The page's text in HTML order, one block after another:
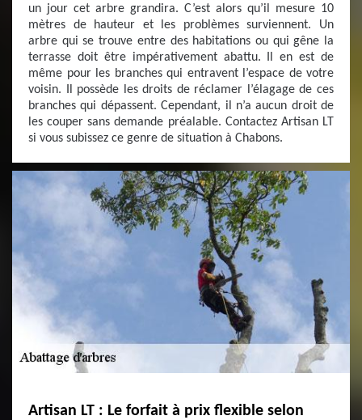
un jour cet arbre grandira. C’est alors qu’il mesure 10
mètres de hauteur et les problèmes surviennent. Un
arbre qui se trouve entre des habitations ou qui gêne la
terrasse doit être impérativement abattu. Il en est de
même pour les branches qui entravent l’espace de votre
voisin. Il possède les droits de réclamer l’élagage de ces
branches qui dépassent. Cependant, il n’a aucun droit de
les couper sans demande préalable. Contactez Artisan LT
si vous subissez ce genre de situation à Chabons.
Artisan LT : Le forfait à prix flexible selon